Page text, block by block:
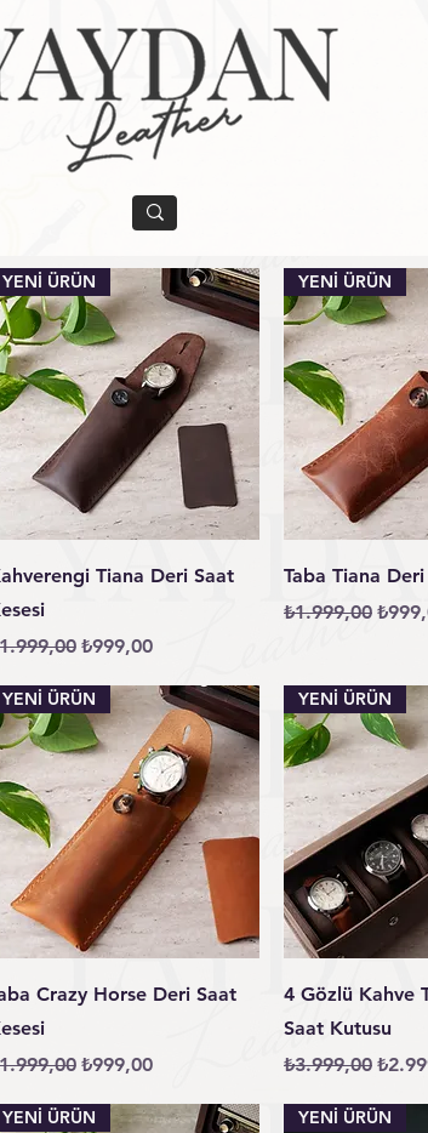
Hızlı Bakış
YENİ ÜRÜN
Tiana Deri Saat
Fiyatİndirimli Fiyat
₺999,00
Hızlı
YENİ ÜRÜN
Taba Tiana
Normal Fiyat
₺1.999,00
Hızlı Bakış
YENİ ÜRÜN
Crazy Horse Deri Saat
Fiyatİndirimli Fiyat
₺999,00
Hızlı
YENİ ÜRÜN
4 Gözlü Kahve
Saat Kutusu
Normal Fiyat
₺3.999,00
YENİ ÜRÜN YENİ ÜRÜN